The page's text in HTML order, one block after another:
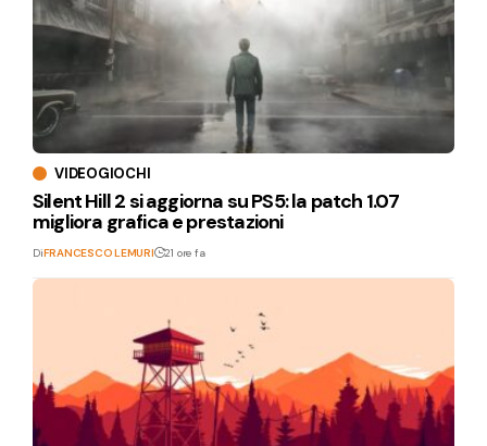
VIDEOGIOCHI
Silent Hill 2 si aggiorna su PS5: la patch 1.07
migliora grafica e prestazioni
DiFRANCESCO LEMURI 21 ore fa